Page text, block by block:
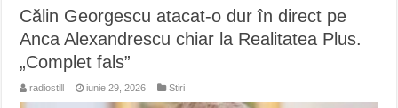
Călin Georgescu atacat-o dur în direct pe
Anca Alexandrescu chiar la Realitatea Plus.
„Complet fals”
radiostill iunie 29, 2026 Stiri